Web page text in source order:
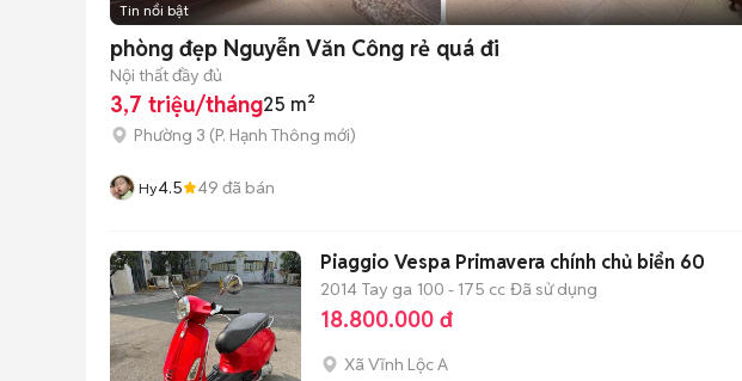
Tin nổi bật
phòng đẹp Nguyễn Văn Công rẻ quá đi
Nội thất đầy đủ
3,7 triệu/tháng25 m²
Phường 3 (P. Hạnh Thông mới)
Hy4.5 49 đã bán
Piaggio Vespa Primavera chính chủ biển 60
2014 Tay ga 100 - 175 cc Đã sử dụng
18.800.000 đ
Xã Vĩnh Lộc A